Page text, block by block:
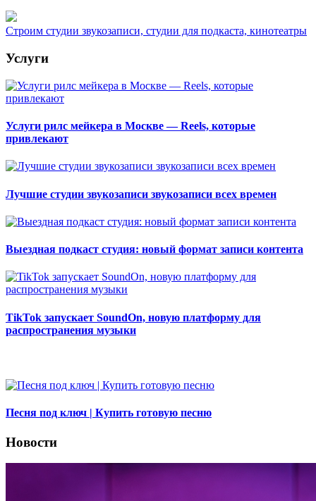
Строим студии звукозаписи, студии для подкаста, кинотеатры
Услуги
Услуги рилс мейкера в Москве — Reels, которые
привлекают
Лучшие студии звукозаписи звукозаписи всех времен
Выездная подкаст студия: новый формат записи контента
TikTok запускает SoundOn, новую платформу для
распространения музыки
Песня под ключ | Купить готовую песню
Новости